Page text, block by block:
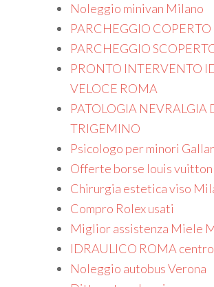
Noleggio minivan Milano
PARCHEGGIO
PARCHEGGIO
PRONTO INTERVENTO
VELOCE ROMA
PATOLOGIA NEVRALGIA
TRIGEMINO
Psicologo per minori
Offerte borse louis
Chirurgia estetica viso
Compro Rolex usati
Miglior assistenza Miele
IDRAULICO ROMA centro
Noleggio autobus Verona